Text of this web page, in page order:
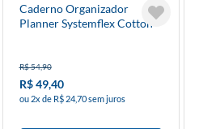
Caderno Organizador
Planner Systemflex Cotton
R$ 54,90
R$ 49,40
ou 2x de R$ 24,70 sem juros